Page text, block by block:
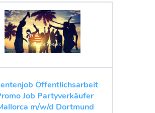
Öffentlichsarbeit
Job Partyverkäufer
m/w/d Dortmund